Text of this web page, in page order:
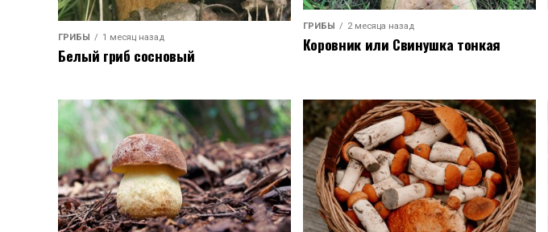
ГРИБЫ 1 месяц назад
Белый гриб сосновый
ГРИБЫ 2 месяца назад
Коровник или Свинушка тонкая